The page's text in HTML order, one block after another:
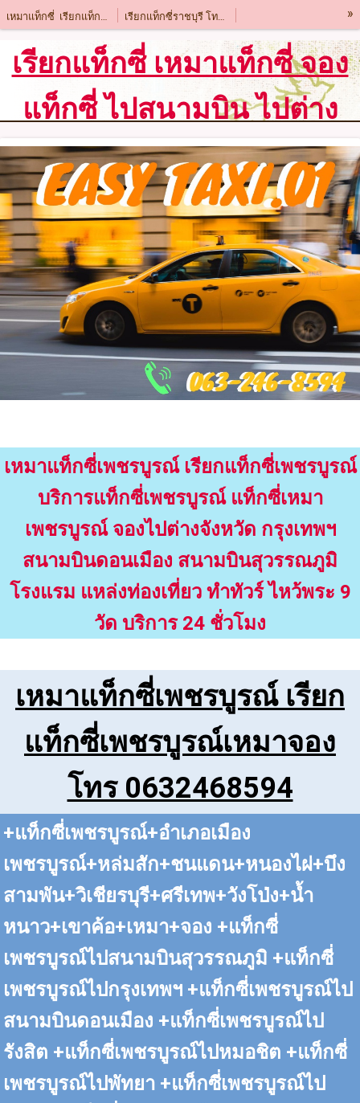
เหมาแท็กซี่ เรียกแท็กซี่ไปต่างจังหวัดกรุงเทพ เรียกแท็กซี่ราชบุรี โทร 063 2468 594
เรียกแท็กซี่สุพรรณบุรี โทร 063 2468 594 เรียกแท็กซี่นครปฐม โทร 063 2468 594
เรียกแท็กซี่นิคม 304 โทร 063 2468 594 เรียกรถนิคมเกตเวย์ โทร 063 2468 594
เรียกแท็กซี่ประจวบคีรีขันธ์ โทร 063 2468 594 เรียกแท็กซี่ฉะเชิงเทรา โทร 063 2468 594
เรียกแท็กซี่อุตรดิตถ์ 063 2468 594 เรียกแท็กซี่พิษณุโลก โทร 063 2468 594
เรียกแท็กซี่พิจิตร โทร 063 2468 594 เรียกแท็กซี่เพชรบูรณ์ โทร 063 2468 594
เรียกแท็กซี่ลพบุรี โทร 063 2468 594 เรียกแท็กซี่สระบุรี โทร 063 2468 594
เรียกแท็กซี่นครราชสีมา โทร 063 2468 594 เรียกแท็กซี่บุรีรัมย์ โทร 063 2468 594
เรียกแท็กซี่กำแพงเพชร โทร 063 2468 594 เรียกแท็กซี่สุรินทร์ โทร 063 2468 594
เรียกแท็กซี่สุโขทัยโทร 063 2468 594
เรียกแท็กซี่ชัยภูมิ โทร 063 2468 594 เรียกแท็กซี่ชลบุรี โทร 063 2468 594
เรียกแท็กซี่บึงกาฬ โทร 063 2468 594
เรียกแท็กซี่สมุทรสาคร โทร 063 2468 594
»
เรียกแท็กซี่ เหมาแท็กซี่ จอง
แท็กซี่ ไปสนามบิน ไปต่าง
จังหวัด กรุงเทพฯ โรงแรม
แหล่งท่องเที่ยว
เหมาแท็กซี่เพชรบูรณ์ เรียกแท็กซี่เพชรบูรณ์
บริการแท็กซี่เพชรบูรณ์ แท็กซี่เหมา
เพชรบูรณ์ จองไปต่างจังหวัด กรุงเทพฯ
สนามบินดอนเมือง สนามบินสุวรรณภูมิ
โรงแรม แหล่งท่องเที่ยว ทำทัวร์ ไหว้พระ 9
วัด บริการ 24 ชั่วโมง
เหมาแท็กซี่เพชรบูรณ์ เรียก
แท็กซี่เพชรบูรณ์เหมาจอง
โทร 0632468594
+แท็กซี่เพชรบูรณ์+อำเภอเมือง
เพชรบูรณ์+หล่มสัก+ชนแดน+หนองไผ่+บึง
สามพัน+วิเชียรบุรี+ศรีเทพ+วังโป่ง+น้ำ
หนาว+เขาค้อ+เหมา+จอง +แท็กซี่
เพชรบูรณ์ไปสนามบินสุวรรณภูมิ +แท็กซี่
เพชรบูรณ์ไปกรุงเทพฯ +แท็กซี่เพชรบูรณ์ไป
สนามบินดอนเมือง +แท็กซี่เพชรบูรณ์ไป
รังสิต +แท็กซี่เพชรบูรณ์ไปหมอชิต +แท็กซี่
เพชรบูรณ์ไปพัทยา​ +แท็กซี่เพชรบูรณ์ไป